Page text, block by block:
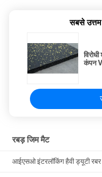
सबसे उत्तम
कंपन
रबड़ जिम मैट
आईएसओ इंटरलॉकिंग हैवी ड्यूटी रबर